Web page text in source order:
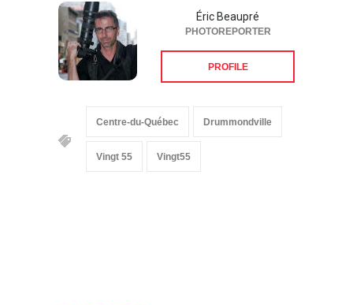
Éric Beaupré
PHOTOREPORTER
PROFILE
Centre-du-Québec Drummondville
Vingt 55 Vingt55